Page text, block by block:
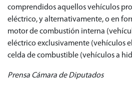
comprendidos aquellos vehículos
eléctrico, y alternativamente, o en
motor de combustión interna
eléctrico exclusivamente (vehículos
celda de combustible (vehículos a
Prensa Cámara de Diputados